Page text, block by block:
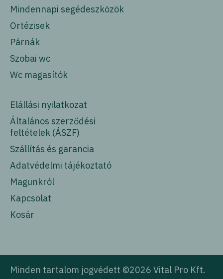
Mindennapi segédeszközök
Ortézisek
Párnák
Szobai wc
Wc magasítók
Elállási nyilatkozat
Általános szerződési
feltételek (ÁSZF)
Szállítás és garancia
Adatvédelmi tájékoztató
Magunkról
Kapcsolat
Kosár
Minden tartalom jogvédett ©2026 Vital Pro Kft.